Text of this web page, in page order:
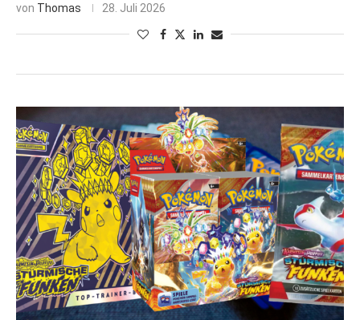
von Thomas 28. Juli 2026